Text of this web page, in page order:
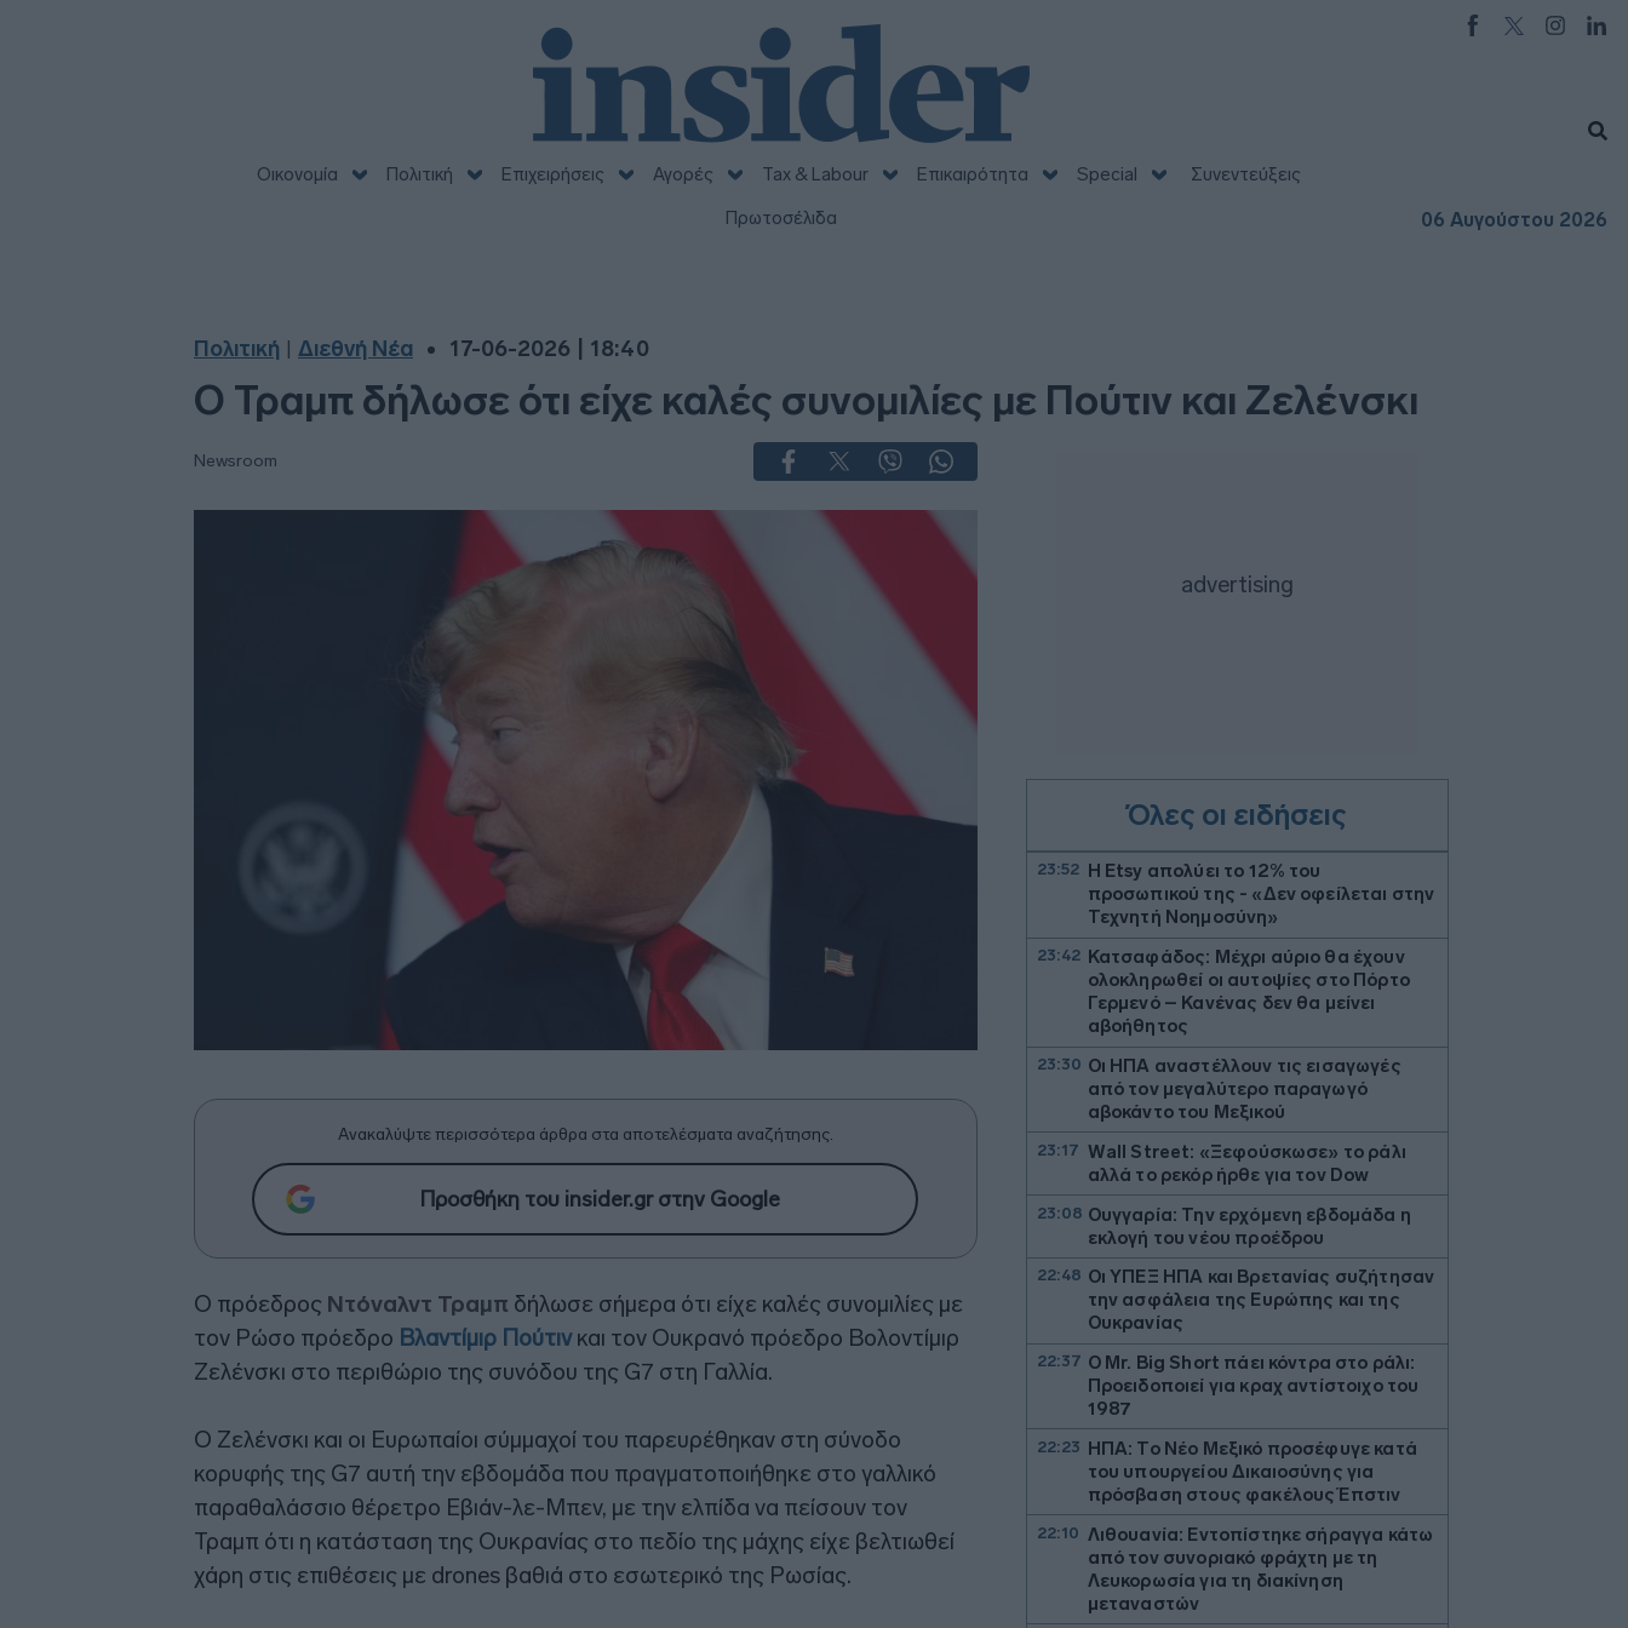
Οικονομία Πολιτική Επιχειρήσεις Αγορές Tax & Labour Επικαιρότητα Special
Συνεντεύξεις
Πρωτοσέλιδα
06 Αυγούστου 2026
Πολιτική Διεθνή Νέα 17-06-2026 | 18:40
Ο Τραμπ δήλωσε ότι είχε καλές συνομιλίες με Πούτιν και Ζελένσκι
Newsroom
Ανακαλύψτε περισσότερα άρθρα στα αποτελέσματα αναζήτησης.
Προσθήκη του insider.gr στην Google
Ο πρόεδρος Ντόναλντ Τραμπ δήλωσε σήμερα ότι είχε καλές συνομιλίες με
τον Ρώσο πρόεδρο Βλαντίμιρ Πούτινκαι τον Ουκρανό πρόεδρο Βολοντίμιρ
Ζελένσκι στο περιθώριο της συνόδου της G7 στη Γαλλία.
Ο Ζελένσκι και οι Ευρωπαίοι σύμμαχοί του παρευρέθηκαν στη σύνοδο
κορυφής της G7 αυτή την εβδομάδα που πραγματοποιήθηκε στο γαλλικό
παραθαλάσσιο θέρετρο Εβιάν-λε-Μπεν, με την ελπίδα να πείσουν τον
Τραμπ ότι η κατάσταση της Ουκρανίας στο πεδίο της μάχης είχε βελτιωθεί
χάρη στις επιθέσεις με drones βαθιά στο εσωτερικό της Ρωσίας.
Όλες οι ειδήσεις
23:52
Η Etsy απολύει το 12% του
προσωπικού της - «Δεν οφείλεται στην
Τεχνητή Νοημοσύνη»
23:42 Κατσαφάδος: Μέχρι αύριο θα έχουν
ολοκληρωθεί οι αυτοψίες στο Πόρτο
Γερμενό – Κανένας δεν θα μείνει
αβοήθητος
23:30 Οι ΗΠΑ αναστέλλουν τις εισαγωγές
από τον μεγαλύτερο παραγωγό
αβοκάντο του Μεξικού
23:17 Wall Street: «Ξεφούσκωσε» το ράλι
αλλά το ρεκόρ ήρθε για τον Dow
23:08 Ουγγαρία: Την ερχόμενη εβδομάδα η
εκλογή του νέου προέδρου
22:48 Οι ΥΠΕΞ ΗΠΑ και Βρετανίας συζήτησαν
την ασφάλεια της Ευρώπης και της
Ουκρανίας
22:37 O Mr. Big Short πάει κόντρα στο ράλι:
Προειδοποιεί για κραχ αντίστοιχο του
1987
22:23 ΗΠΑ: Το Νέο Μεξικό προσέφυγε κατά
του υπουργείου Δικαιοσύνης για
πρόσβαση στους φακέλους Έπστιν
22:10 Λιθουανία: Εντοπίστηκε σήραγγα κάτω
από τον συνοριακό φράχτη με τη
Λευκορωσία για τη διακίνηση
μεταναστών